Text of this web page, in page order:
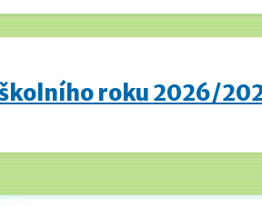
roku 2026/